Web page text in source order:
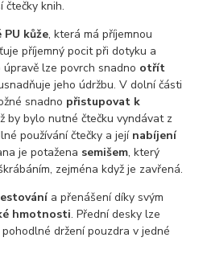
čtečky knih.
PU kůže, která má příjemnou
příjemný pocit při dotyku a
lze povrch snadno otřít
jeho údržbu. V dolní části
snadno přistupovat k
by bylo nutné čtečku vyndávat z
používání čtečky a její nabíjení
je potažena semišem, který
zejména když je zavřená.
a přenášení díky svým
hmotnosti. Přední desky lze
pohodlné držení pouzdra v jedné